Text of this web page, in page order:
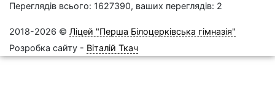
Переглядів всього: 1627390, ваших переглядів: 2
2018-2026 © Ліцей "Перша Білоцерківська гімназія"
Розробка сайту - Віталій Ткач